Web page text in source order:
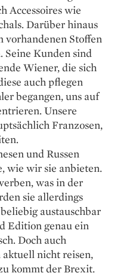
Accessoires wie
Darüber hinaus
vorhandenen Stoffen
Seine Kunden sind
Wiener, die sich
auch pflegen
begangen, uns auf
Unsere
Franzosen,
und Russen
wie wir sie anbieten.
was in der
sie allerdings
austauschbar
Edition genau ein
Doch auch
nicht reisen,
kommt der Brexit.